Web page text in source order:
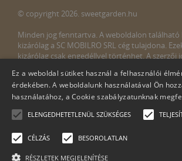
© copyright 2026. sweetgarden.hu
Minden jog fenntartva. A weboldalon található
kizárólag a SC MOBILRO SRL cég tulajdona.
kizárólag csak engedéllyel történhet. A szerzői
megsértését észlelné, kérjük, jelezze ezt felénk
címen:info@sweetgarden.hu
Ez a weboldal sütiket használ a felhasználói
érdekében. A weboldalunk használatával Ön
használatához, a Cookie szabályzatunknak
ELENGEDHETETLENÜL SZÜKSÉGES
CÉLZÁS BESOROLATLAN
RÉSZLETEK MEGJELENÍTÉSE